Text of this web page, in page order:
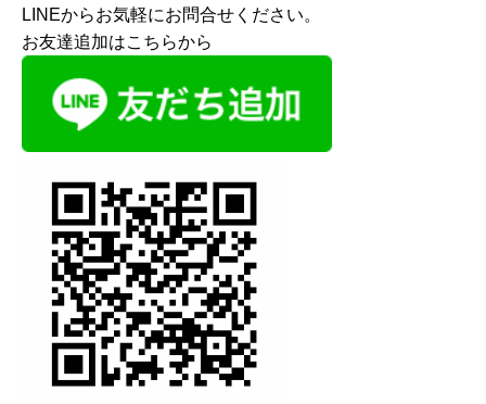
LINEからお気軽にお問合せください。
お友達追加はこちらから